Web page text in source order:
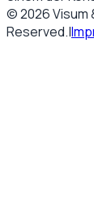
©2026Visum
Reserved.|